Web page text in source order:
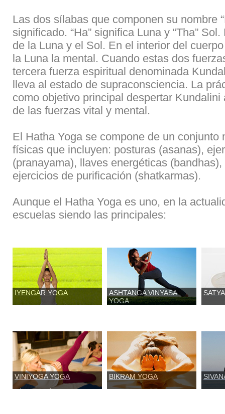
Las dos sílabas que componen su nombre
significado. “Ha” significa Luna y “Tha”
de la Luna y el Sol. En el interior del
la Luna la mental. Cuando estas dos
tercera fuerza espiritual denominada
lleva al estado de supraconsciencia. La
como objetivo principal despertar
de las fuerzas vital y mental.
El Hatha Yoga se compone de un
físicas que incluyen: posturas (asanas),
(pranayama), llaves energéticas
ejercicios de purificación (shatkarmas).
Aunque el Hatha Yoga es uno, en la
escuelas siendo las principales:
IYENGAR YOGA
Esencialmente físico que
ASHTANGA VINYASA
YOGA
una mente clara.
Adopta
VINIYOGA YOGA
Más que un método es un modelo
BIKRAM YOGA
"Yoga caliente" se practica en una
Ideal